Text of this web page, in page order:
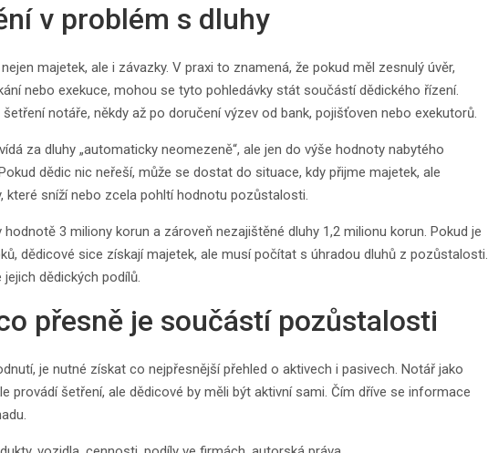
v problém s dluhy
majetek, ale i závazky. V praxi to znamená, že pokud měl zesnulý úvěr,
nebo exekuce, mohou se tyto pohledávky stát součástí dědického řízení.
notáře, někdy až po doručení výzev od bank, pojišťoven nebo exekutorů.
za dluhy „automaticky neomezeně“, ale jen do výše hodnoty nabytého
dědic nic neřeší, může se dostat do situace, kdy přijme majetek, ale
které sníží nebo zcela pohltí hodnotu pozůstalosti.
3 miliony korun a zároveň nezajištěné dluhy 1,2 milionu korun. Pokud je
dědicové sice získají majetek, ale musí počítat s úhradou dluhů z pozůstalosti.
dědických podílů.
přesně je součástí pozůstalosti
je nutné získat co nejpřesnější přehled o aktivech i pasivech. Notář jako
provádí šetření, ale dědicové by měli být aktivní sami. Čím dříve se informace